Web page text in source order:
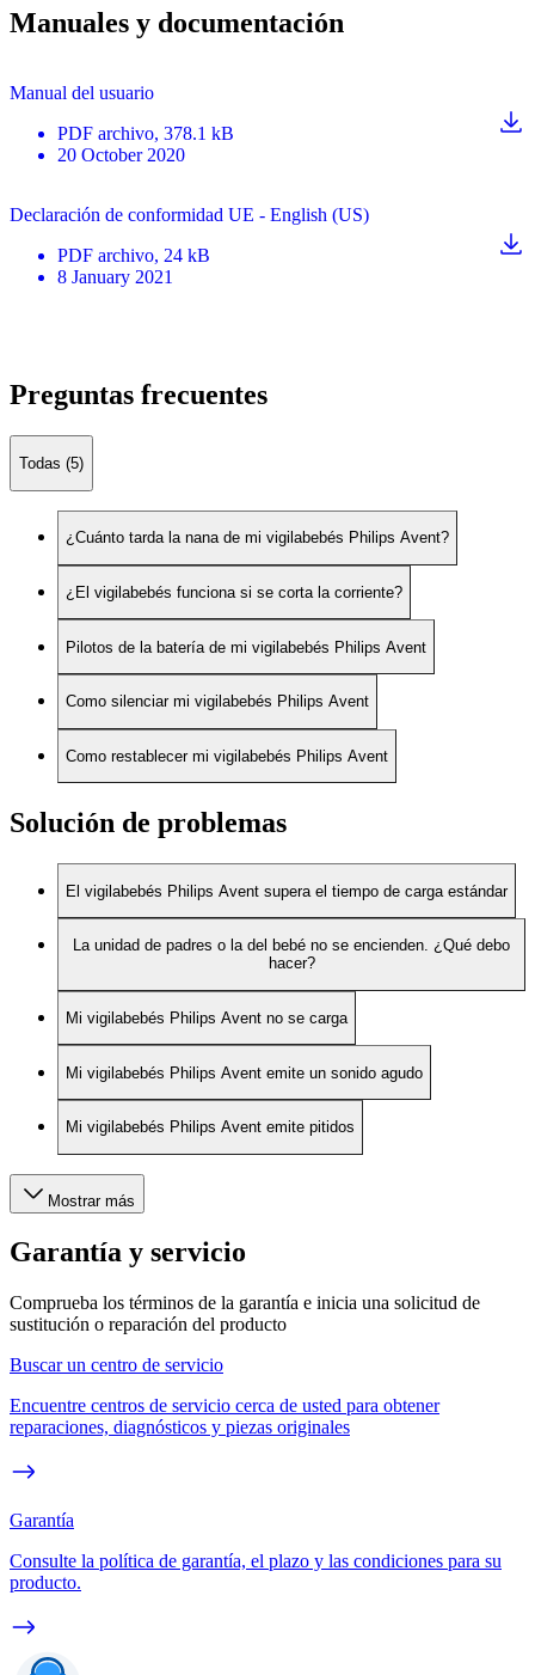
Manuales y documentación
Manual del usuario
PDF archivo, 378.1 kB
20 October 2020
Declaración de conformidad UE - English (US)
PDF archivo, 24 kB
8 January 2021
Preguntas frecuentes
Todas (5)
¿Cuánto tarda la nana de mi vigilabebés Philips Avent?
¿El vigilabebés funciona si se corta la corriente?
Pilotos de la batería de mi vigilabebés Philips Avent
Como silenciar mi vigilabebés Philips Avent
Como restablecer mi vigilabebés Philips Avent
Solución de problemas
El vigilabebés Philips Avent supera el tiempo de carga estándar
La unidad de padres o la del bebé no se encienden. ¿Qué debo
hacer?
Mi vigilabebés Philips Avent no se carga
Mi vigilabebés Philips Avent emite un sonido agudo
Mi vigilabebés Philips Avent emite pitidos
Mostrar más
Garantía y servicio
Comprueba los términos de la garantía e inicia una solicitud de
sustitución o reparación del producto
Buscar un centro de servicio
Encuentre centros de servicio cerca de usted para obtener
reparaciones, diagnósticos y piezas originales
Garantía
Consulte la política de garantía, el plazo y las condiciones para su
producto.